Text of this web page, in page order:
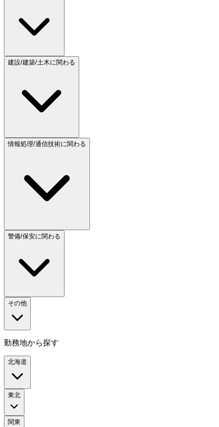
建設/建築/土木に関わる
情報処理/通信技術に関わる
警備/保安に関わる
その他
勤務地から探す
北海道
東北
関東